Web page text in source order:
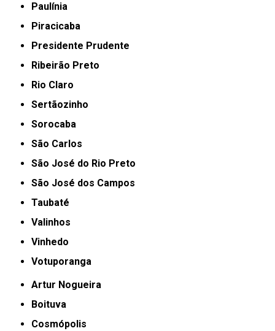
Paulínia
Piracicaba
Presidente Prudente
Ribeirão Preto
Rio Claro
Sertãozinho
Sorocaba
São Carlos
São José do Rio Preto
São José dos Campos
Taubaté
Valinhos
Vinhedo
Votuporanga
Artur Nogueira
Boituva
Cosmópolis